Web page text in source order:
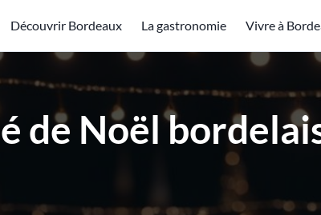
Découvrir Bordeaux La gastronomie Vivre à
de Noël